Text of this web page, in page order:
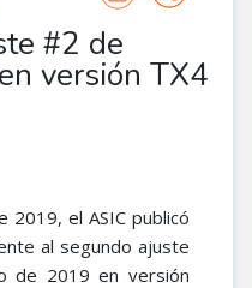
#2 de
versión TX4
el ASIC publicó
al segundo ajuste
de 2019 en versión